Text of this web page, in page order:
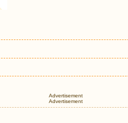
Advertisement
Advertisement